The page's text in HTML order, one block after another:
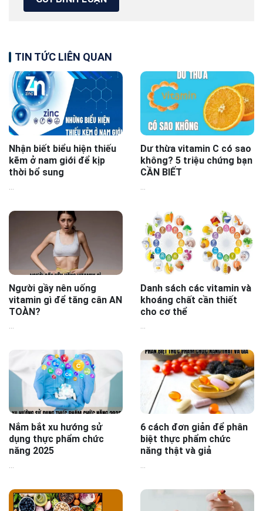
TIN TỨC LIÊN QUAN
Nhận biết biểu hiện thiếu
kẽm ở nam giới để kịp
thời bổ sung
Dư thừa vitamin C có sao
không? 5 triệu chứng bạn
CẦN BIẾT
Người gầy nên uống
vitamin gì để tăng cân AN
TOÀN?
Danh sách các vitamin và
khoáng chất cần thiết
cho cơ thể
Nắm bắt xu hướng sử
dụng thực phẩm chức
năng 2025
6 cách đơn giản để phân
biệt thực phẩm chức
năng thật và giả